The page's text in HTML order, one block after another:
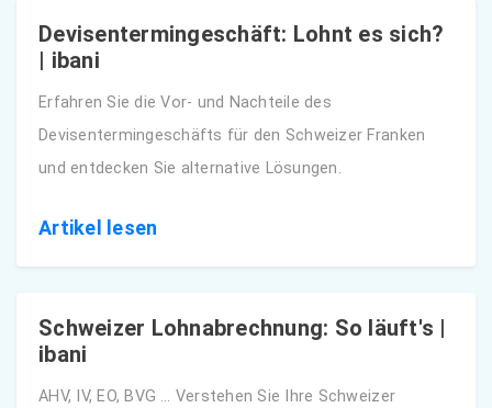
Devisentermingeschäft: Lohnt es sich?
| ibani
Erfahren Sie die Vor- und Nachteile des
Devisentermingeschäfts für den Schweizer Franken
und entdecken Sie alternative Lösungen.
Artikel lesen
Schweizer Lohnabrechnung: So läuft's |
ibani
AHV, IV, EO, BVG … Verstehen Sie Ihre Schweizer